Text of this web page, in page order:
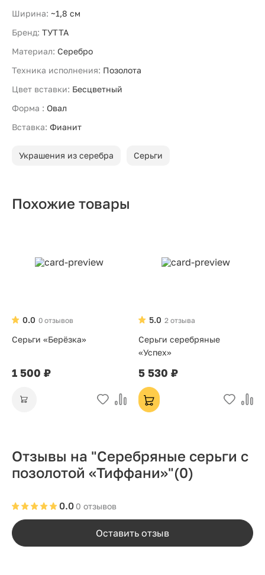
Ширина: ~1,8 см
Бренд: ТУТТА
Материал: Серебро
Техника исполнения: Позолота
Цвет вставки: Бесцветный
Форма : Овал
Вставка: Фианит
Украшения из серебра Серьги
Похожие товары
0 отзывов
0.0
Серьги «Берёзка»
1 500 ₽
2 отзыва
5.0
Серьги серебряные
«Успех»
5 530 ₽
Отзывы на "Серебряные серьги с
позолотой «Тиффани»"(0)
0 отзывов
0.0
Оставить отзыв